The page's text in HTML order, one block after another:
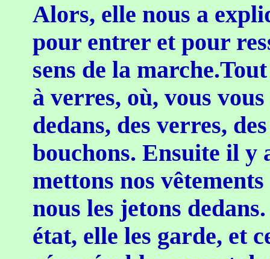
Alors, elle nous a
pour entrer et pour
sens de la
à verres, où, vous
dedans, des verres,
bouchons. Ensuite il y
mettons nos
nous les jetons
état, elle les garde, et